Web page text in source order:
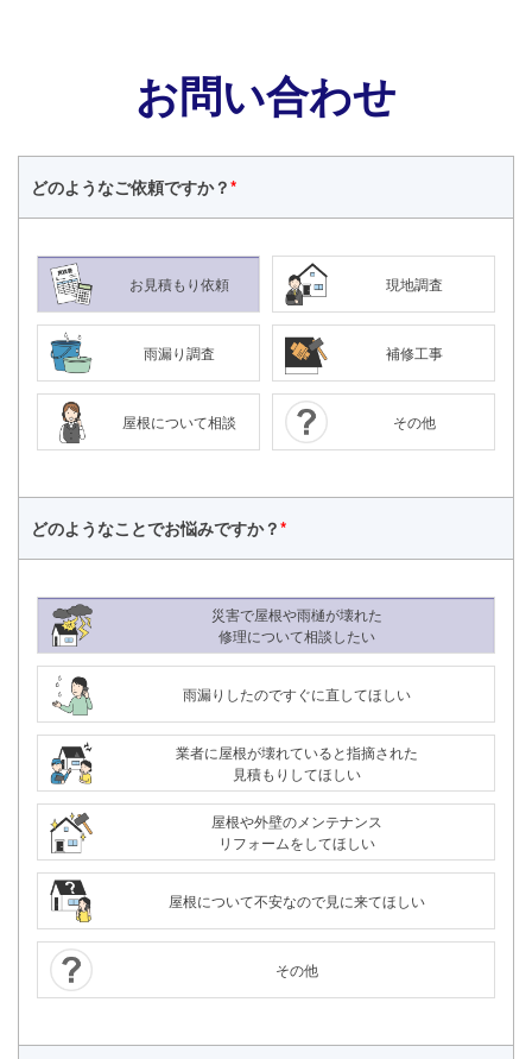
24時間365日対応
お問い合わせ
どのようなご依頼ですか？*
お見積もり依頼 現地調査
雨漏り調査 補修工事
屋根について相談 その他
どのようなことでお悩みですか？*
災害で屋根や雨樋が壊れた
修理について相談したい
雨漏りしたのですぐに直してほしい
業者に屋根が壊れていると指摘された
見積もりしてほしい
屋根や外壁のメンテナンス
リフォームをしてほしい
屋根について不安なので見に来てほしい
その他